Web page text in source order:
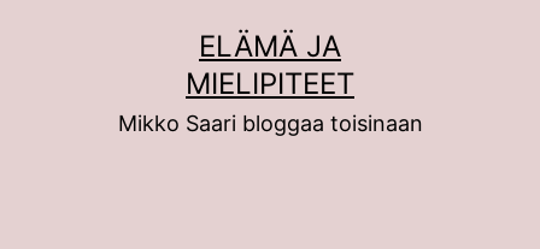
ELÄMÄ JA
MIELIPITEET
Mikko Saari bloggaa toisinaan